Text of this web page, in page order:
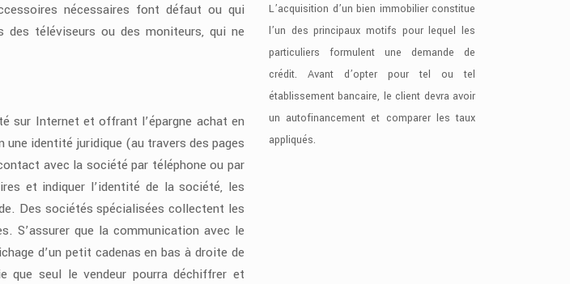
nécessaires font défaut ou qui
téléviseurs ou des moniteurs, qui ne
sur Internet et offrant l’épargne achat en
identité juridique (au travers des pages
avec la société par téléphone ou par
et indiquer l’identité de la société, les
Des sociétés spécialisées collectent les
S’assurer que la communication avec le
d’un petit cadenas en bas à droite de
que seul le vendeur pourra déchiffrer et
L’acquisition d’un bien immobilier constitue
l’un des principaux motifs pour lequel les
particuliers formulent une demande de
crédit. Avant d’opter pour tel ou tel
établissement bancaire, le client devra avoir
un autofinancement et comparer les taux
appliqués.